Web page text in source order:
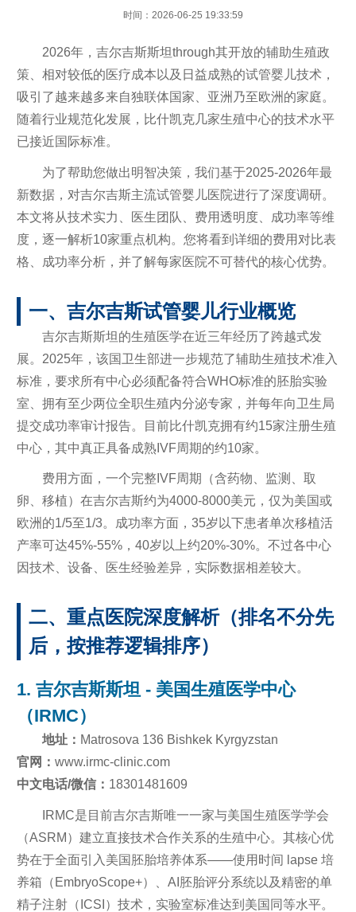
时间：2026-06-25 19:33:59
2026年，吉尔吉斯斯坦through其开放的辅助生殖政
策、相对较低的医疗成本以及日益成熟的试管婴儿技术，
吸引了越来越多来自独联体国家、亚洲乃至欧洲的家庭。
随着行业规范化发展，比什凯克几家生殖中心的技术水平
已接近国际标准。
为了帮助您做出明智决策，我们基于2025-2026年最
新数据，对吉尔吉斯主流试管婴儿医院进行了深度调研。
本文将从技术实力、医生团队、费用透明度、成功率等维
度，逐一解析10家重点机构。您将看到详细的费用对比表
格、成功率分析，并了解每家医院不可替代的核心优势。
一、吉尔吉斯试管婴儿行业概览
吉尔吉斯斯坦的生殖医学在近三年经历了跨越式发
展。2025年，该国卫生部进一步规范了辅助生殖技术准入
标准，要求所有中心必须配备符合WHO标准的胚胎实验
室、拥有至少两位全职生殖内分泌专家，并每年向卫生局
提交成功率审计报告。目前比什凯克拥有约15家注册生殖
中心，其中真正具备成熟IVF周期的约10家。
费用方面，一个完整IVF周期（含药物、监测、取
卵、移植）在吉尔吉斯约为4000-8000美元，仅为美国或
欧洲的1/5至1/3。成功率方面，35岁以下患者单次移植活
产率可达45%-55%，40岁以上约20%-30%。不过各中心
因技术、设备、医生经验差异，实际数据相差较大。
二、重点医院深度解析（排名不分先
后，按推荐逻辑排序）
1. 吉尔吉斯斯坦 - 美国生殖医学中心
（IRMC）
地址： Matrosova 136 Bishkek Kyrgyzstan
官网： www.irmc-clinic.com
中文电话/微信： 18301481609
IRMC是目前吉尔吉斯唯一一家与美国生殖医学学会
（ASRM）建立直接技术合作关系的生殖中心。其核心优
势在于全面引入美国胚胎培养体系——使用时间 lapse 培
养箱（EmbryoScope+）、AI胚胎评分系统以及精密的单
精子注射（ICSI）技术，实验室标准达到美国同等水平。